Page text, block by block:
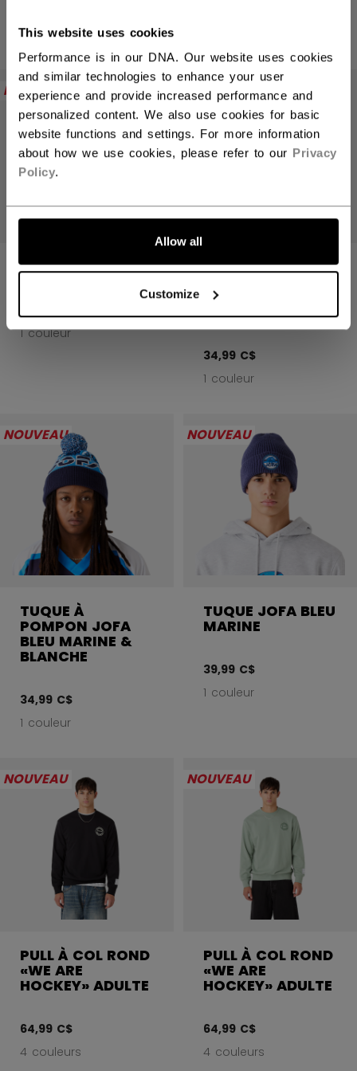
This website uses cookies
Performance is in our DNA. Our website uses cookies
and similar technologies to enhance your user
experience and provide increased performance and
personalized content. We also use cookies for basic
website functions and settings. For more information
about how we use cookies, please refer to our Privacy
Policy.
Allow all
Customize
ALLONS-Y !
NOUVEAU
TUQUE JOFA GRIS
1 couleur
NOUVEAU
TUQUE À
BLEU MARINE &
JAUNE
34,99 C$
1 couleur
NOUVEAU
TUQUE À
POMPON JOFA
BLEU MARINE &
BLANCHE
34,99 C$
1 couleur
NOUVEAU
TUQUE JOFA BLEU
MARINE
39,99 C$
1 couleur
NOUVEAU
PULL À COL ROND
«WE ARE
HOCKEY» ADULTE
64,99 C$
4 couleurs
NOUVEAU
PULL À COL ROND
«WE ARE
HOCKEY» ADULTE
64,99 C$
4 couleurs